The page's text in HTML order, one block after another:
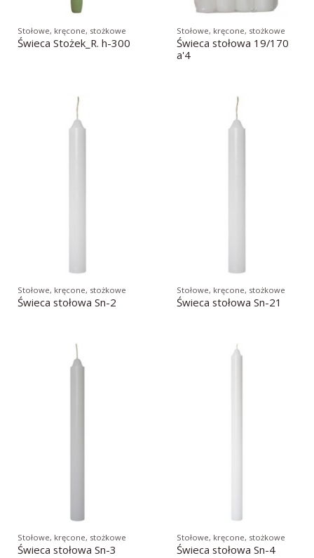
Stołowe, kręcone, stożkowe
Świeca Stożek_R. h-300
Stołowe, kręcone, stożkowe
Świeca stołowa 19/170
a'4
Stołowe, kręcone, stożkowe
Świeca stołowa Sn-2
Stołowe, kręcone, stożkowe
Świeca stołowa Sn-21
Stołowe, kręcone, stożkowe
Świeca stołowa Sn-3
Stołowe, kręcone, stożkowe
Świeca stołowa Sn-4